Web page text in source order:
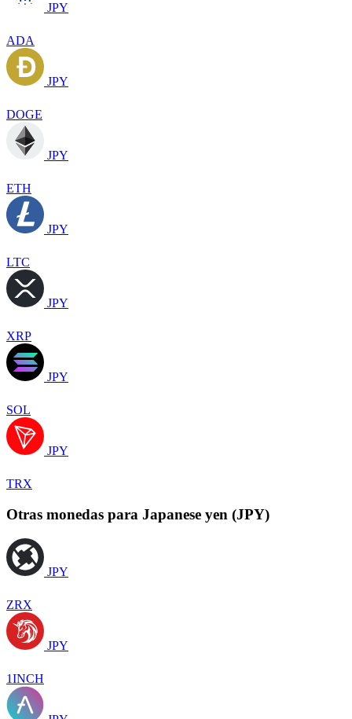
JPY
ADA
JPY
DOGE
JPY
ETH
JPY
LTC
JPY
XRP
JPY
SOL
JPY
TRX
Otras monedas para Japanese yen (JPY)
JPY
ZRX
JPY
1INCH